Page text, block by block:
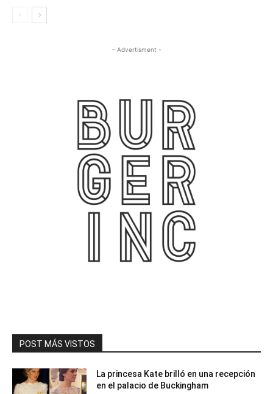
- Advertisment -
POST MÁS VISTOS
La princesa Kate brilló en una recepción
en el palacio de Buckingham